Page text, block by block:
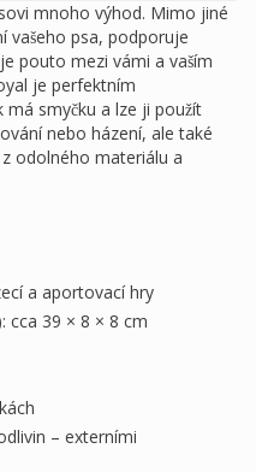
mnoho výhod. Mimo jiné
vašeho psa, podporuje
pouto mezi vámi a vaším
je perfektním
má smyčku a lze ji použít
nebo házení, ale také
odolného materiálu a
a aportovací hry
cca 39 × 8 × 8 cm
– externími